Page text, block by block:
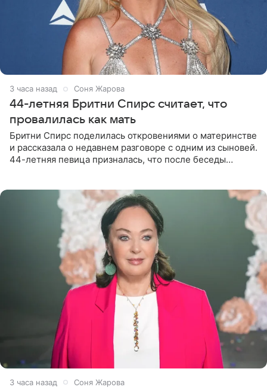
3 часа назад Соня Жарова
44-летняя Бритни Спирс считает, что
провалилась как мать
Бритни Спирс поделилась откровениями о материнстве
и рассказала о недавнем разговоре с одним из сыновей.
44-летняя певица призналась, что после беседы
3 часа назад Соня Жарова